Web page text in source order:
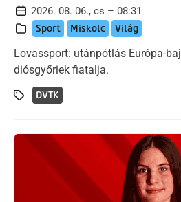
2026. 08. 06., cs – 08:31
Sport Miskolc Világ
Lovassport: utánpótlás Európa-
diósgyőriek fiatalja.
DVTK